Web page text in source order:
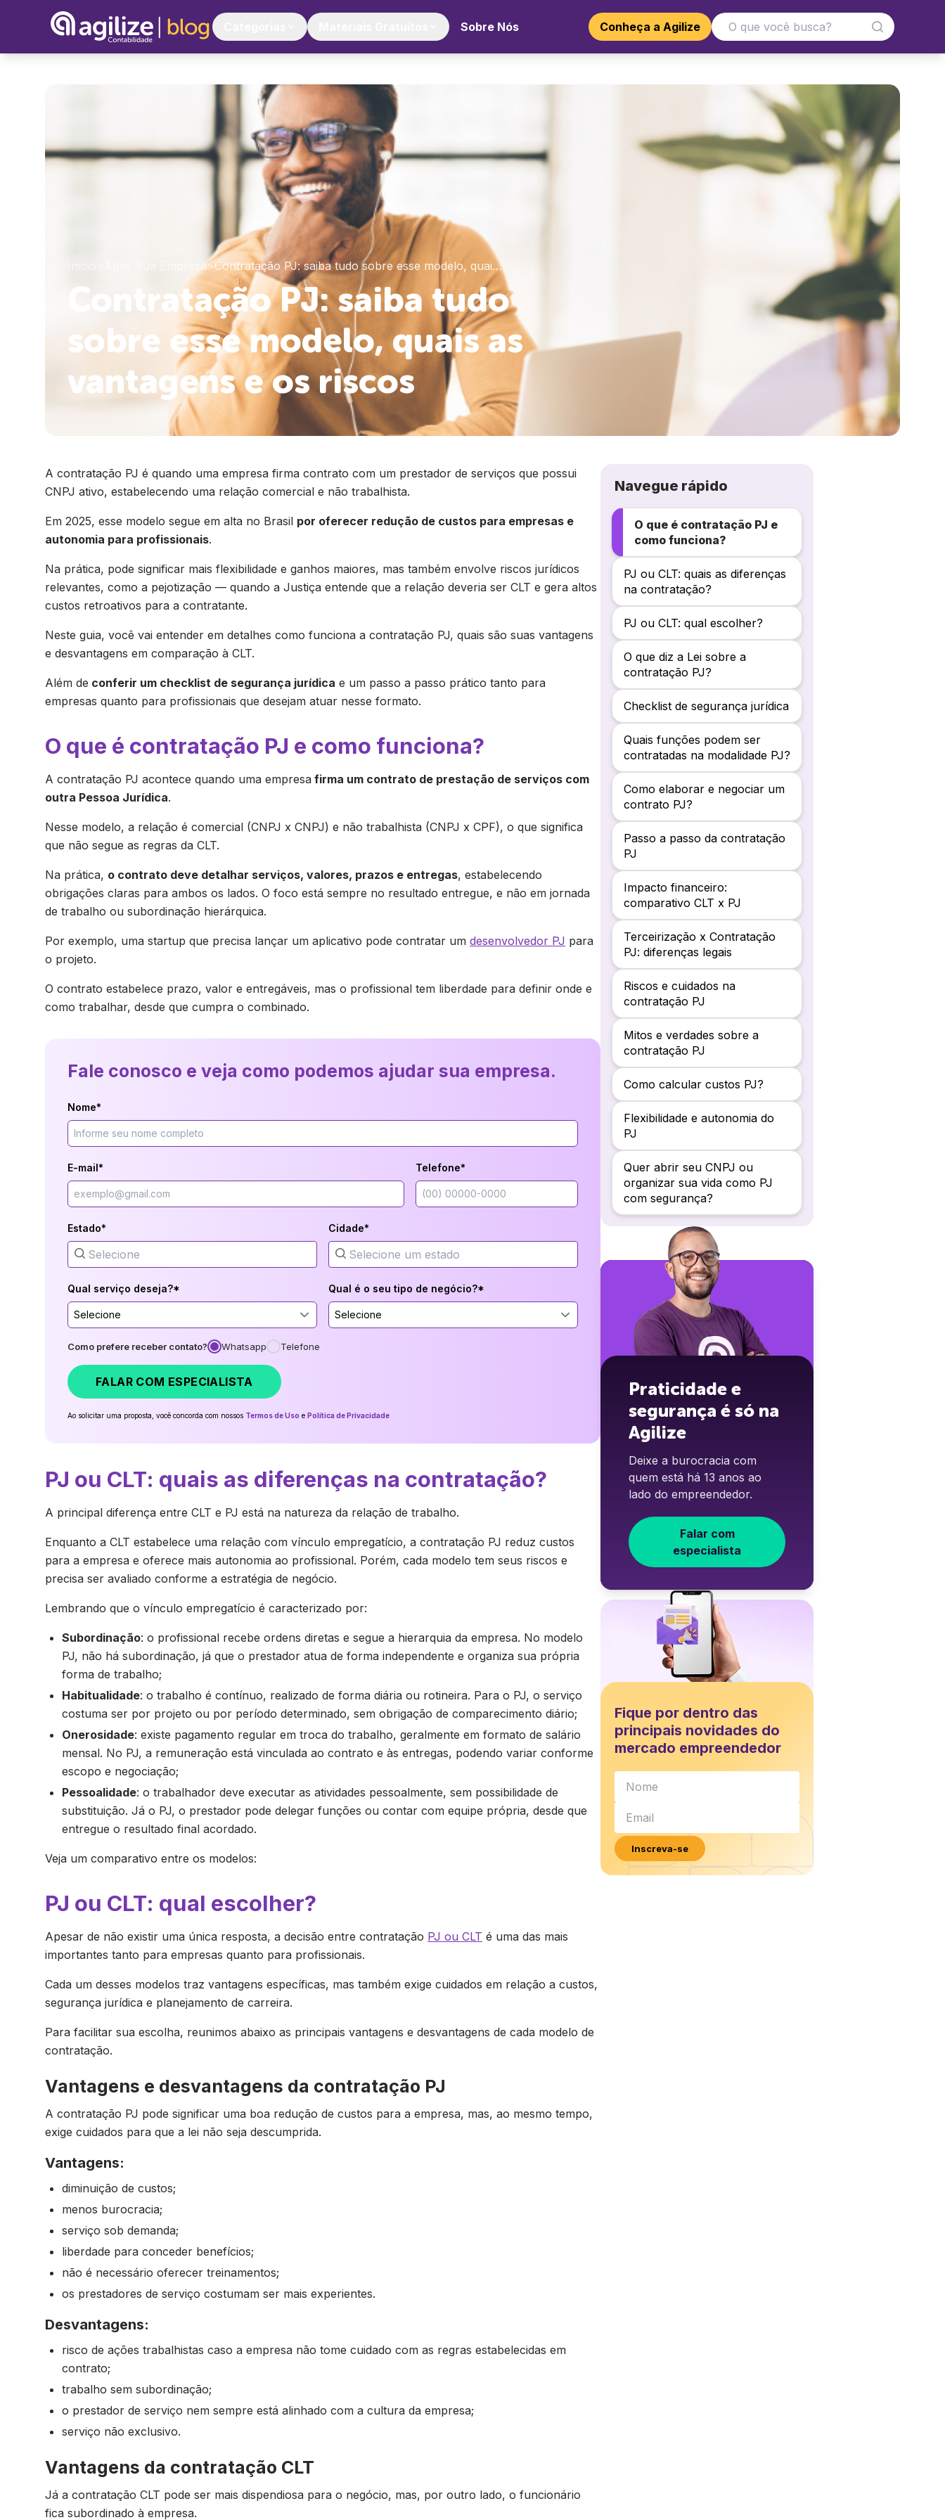
Sobre Nós Conheça a Agilize
Abrir Sua Empresa>Contratação PJ: saiba tudo sobre esse modelo, quai…
Contratação PJ: saiba tudo
sobre esse modelo, quais as
vantagens e os riscos
A contratação PJ é quando uma empresa firma contrato com um prestador de serviços que possui
CNPJ ativo, estabelecendo uma relação comercial e não trabalhista.
Em 2025, esse modelo segue em alta no Brasil por oferecer redução de custos para empresas e
autonomia para profissionais.
Na prática, pode significar mais flexibilidade e ganhos maiores, mas também envolve riscos jurídicos
relevantes, como a pejotização — quando a Justiça entende que a relação deveria ser CLT e gera altos
custos retroativos para a contratante.
Neste guia, você vai entender em detalhes como funciona a contratação PJ, quais são suas vantagens
e desvantagens em comparação à CLT.
Além de conferir um checklist de segurança jurídica e um passo a passo prático tanto para
empresas quanto para profissionais que desejam atuar nesse formato.
O que é contratação PJ e como funciona?
A contratação PJ acontece quando uma empresa firma um contrato de prestação de serviços com
outra Pessoa Jurídica.
Nesse modelo, a relação é comercial (CNPJ x CNPJ) e não trabalhista (CNPJ x CPF), o que significa
que não segue as regras da CLT.
Na prática, o contrato deve detalhar serviços, valores, prazos e entregas, estabelecendo
obrigações claras para ambos os lados. O foco está sempre no resultado entregue, e não em jornada
de trabalho ou subordinação hierárquica.
Por exemplo, uma startup que precisa lançar um aplicativo pode contratar um desenvolvedor PJ para
o projeto.
O contrato estabelece prazo, valor e entregáveis, mas o profissional tem liberdade para definir onde e
como trabalhar, desde que cumpra o combinado.
Fale conosco e veja como podemos ajudar sua empresa.
Nome*
E-mail* Telefone*
Estado* Cidade*
Qual serviço deseja?*
Selecione
Qual é o seu tipo de negócio?*
Selecione
Como prefere receber contato? Whatsapp Telefone
FALAR COM ESPECIALISTA
Ao solicitar uma proposta, você concorda com nossos Termos de Uso e Política de Privacidade
PJ ou CLT: quais as diferenças na contratação?
A principal diferença entre CLT e PJ está na natureza da relação de trabalho.
Enquanto a CLT estabelece uma relação com vínculo empregatício, a contratação PJ reduz custos
para a empresa e oferece mais autonomia ao profissional. Porém, cada modelo tem seus riscos e
precisa ser avaliado conforme a estratégia de negócio.
Lembrando que o vínculo empregatício é caracterizado por:
Subordinação: o profissional recebe ordens diretas e segue a hierarquia da empresa. No modelo
PJ, não há subordinação, já que o prestador atua de forma independente e organiza sua própria
forma de trabalho;
Habitualidade: o trabalho é contínuo, realizado de forma diária ou rotineira. Para o PJ, o serviço
costuma ser por projeto ou por período determinado, sem obrigação de comparecimento diário;
Onerosidade: existe pagamento regular em troca do trabalho, geralmente em formato de salário
mensal. No PJ, a remuneração está vinculada ao contrato e às entregas, podendo variar conforme
escopo e negociação;
Pessoalidade: o trabalhador deve executar as atividades pessoalmente, sem possibilidade de
substituição. Já o PJ, o prestador pode delegar funções ou contar com equipe própria, desde que
entregue o resultado final acordado.
Veja um comparativo entre os modelos:
PJ ou CLT: qual escolher?
Apesar de não existir uma única resposta, a decisão entre contratação PJ ou CLT é uma das mais
importantes tanto para empresas quanto para profissionais.
Cada um desses modelos traz vantagens específicas, mas também exige cuidados em relação a custos,
segurança jurídica e planejamento de carreira.
Para facilitar sua escolha, reunimos abaixo as principais vantagens e desvantagens de cada modelo de
contratação.
Vantagens e desvantagens da contratação PJ
A contratação PJ pode significar uma boa redução de custos para a empresa, mas, ao mesmo tempo,
exige cuidados para que a lei não seja descumprida.
Vantagens:
diminuição de custos;
menos burocracia;
serviço sob demanda;
liberdade para conceder benefícios;
não é necessário oferecer treinamentos;
os prestadores de serviço costumam ser mais experientes.
Desvantagens:
risco de ações trabalhistas caso a empresa não tome cuidado com as regras estabelecidas em
contrato;
trabalho sem subordinação;
o prestador de serviço nem sempre está alinhado com a cultura da empresa;
serviço não exclusivo.
Vantagens da contratação CLT
Já a contratação CLT pode ser mais dispendiosa para o negócio, mas, por outro lado, o funcionário
fica subordinado à empresa.
Navegue rápido
O que é contratação PJ e
como funciona?
PJ ou CLT: quais as diferenças
na contratação?
PJ ou CLT: qual escolher?
O que diz a Lei sobre a
contratação PJ?
Checklist de segurança jurídica
Quais funções podem ser
contratadas na modalidade PJ?
Como elaborar e negociar um
contrato PJ?
Passo a passo da contratação
PJ
Impacto financeiro:
comparativo CLT x PJ
Terceirização x Contratação
PJ: diferenças legais
Riscos e cuidados na
contratação PJ
Mitos e verdades sobre a
contratação PJ
Como calcular custos PJ?
Flexibilidade e autonomia do
PJ
Quer abrir seu CNPJ ou
organizar sua vida como PJ
com segurança?
Praticidade e
segurança é só na
Agilize
Deixe a burocracia com
quem está há 13 anos ao
lado do empreendedor.
Falar com
especialista
Fique por dentro das
principais novidades do
mercado empreendedor
Inscreva-se